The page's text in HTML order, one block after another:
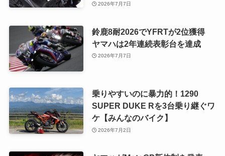
2026年7月7日
鈴鹿8耐2026でYFRTが2位獲得
ヤマハは2年連続表彰台を達成
2026年7月7日
乗りやすいのに暴力的！1290
SUPER DUKE Rを3台乗り継ぐワ
ケ【みんなのバイク】
2026年7月2日